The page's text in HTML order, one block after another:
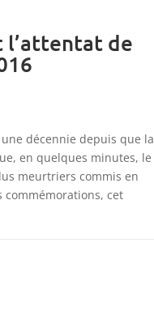
l’attentat de
décennie depuis que la
en quelques minutes, le
meurtriers commis en
commémorations, cet